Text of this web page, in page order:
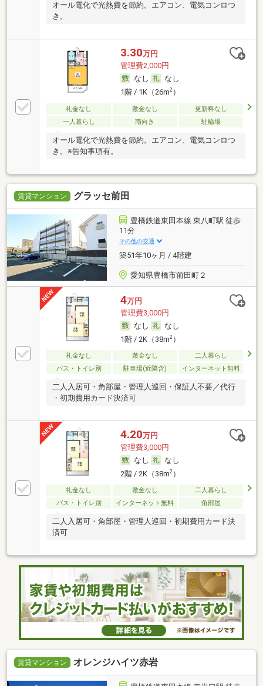
オール電化で光熱費を節約。エアコン、電気コンロつ
き。
3.30万円
管理費2,000円
なし
なし
1階 / 1K（26m2）
礼金なし 敷金なし
更新料なし
一人暮らし
南向き 駐輪場
オール電化で光熱費を節約。エアコン、電気コンロつ
き。※告知事項有。
賃貸マンション グラッセ前田
豊橋鉄道東田本線 東八町駅 徒歩
11分
その他の交通
築51年10ヶ月 / 4階建
愛知県豊橋市前田町２
4万円
管理費3,000円
なし
なし
1階 / 2K（38m2）
礼金なし 敷金なし
二人暮らし
バス・トイレ別
駐車場(近隣含) インターネット無料
二人入居可・角部屋・管理人巡回・保証人不要／代行
・初期費用カード決済可
4.20万円
管理費3,000円
なし
なし
2階 / 2K（38m2）
礼金なし 敷金なし
二人暮らし
バス・トイレ別
インターネット無料 角部屋
二人入居可・角部屋・管理人巡回・初期費用カード決
済可
賃貸マンション オレンジハイツ赤岩